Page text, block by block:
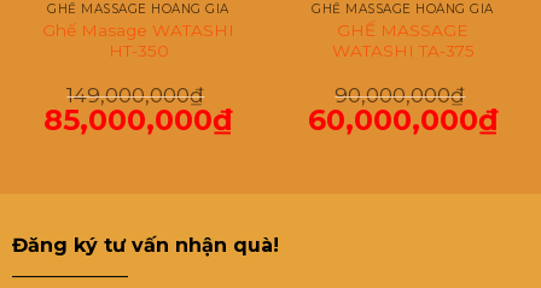
GHẾ MASSAGE HOÀNG GIA
Ghế Masage WATASHI
HT-350
149,000,000₫
Giá
gốc
85,000,000₫
Giá
hiện
GHẾ MASSAGE HOÀNG GIA
GHẾ MASSAGE
WATASHI TA-375
90,000,000₫
Giá
gốc
60,000,000₫
Giá
hiện
Đăng ký tư vấn nhận quà!
——————